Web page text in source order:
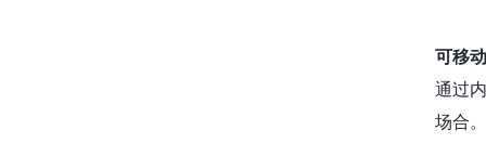
可移
通过
场合。